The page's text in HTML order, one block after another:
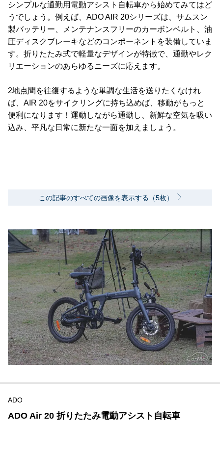
シンプルな通勤用電動アシスト自転車から始めてみてはど
うでしょう。例えば、ADO AIR 20シリーズは、サムスン
製バッテリー、メンテナンスフリーのカーボンベルト、油
圧ディスクブレーキなどのコンポーネントを装備していま
す。折りたたみ式で軽量なデザインが特徴で、通勤やレク
リエーションのあらゆるニーズに応えます。
2地点間を往復するような単調な生活を送りたくなけれ
ば、AIR 20をサイクリングに持ち込めば、移動がもっと
便利になります！運動しながら通勤し、新鮮な空気を吸い
込み、平凡な日常に新たな一面を加えましょう。
この記事のすべての画像を表示する（5枚）
ADO
ADO Air 20 折りたたみ電動アシスト自転車